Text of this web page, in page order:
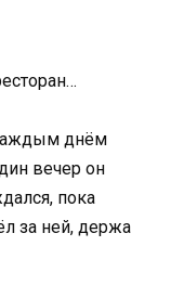
днём
вечер он
пока
за ней, держа